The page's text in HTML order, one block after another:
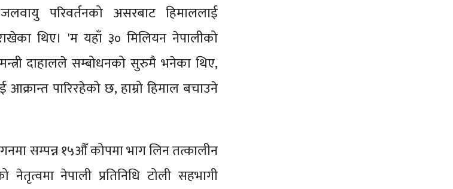
परिवर्तनको असरबाट हिमाललाई
थिए। 'म यहाँ ३० मिलियन नेपालीको
दाहालले सम्बोधनको सुरुमै भनेका थिए,
आक्रान्त पारिरहेको छ, हाम्रो हिमाल बचाउने
सम्पन्न १५औँ कोपमा भाग लिन तत्कालीन
नेतृत्वमा नेपाली प्रतिनिधि टोली सहभागी